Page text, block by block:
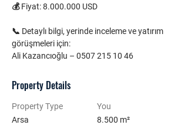
💰 Fiyat: 8.000.000 USD
📞 Detaylı bilgi, yerinde inceleme ve yatırım
görüşmeleri için:
Ali Kazancıoğlu – 0507 215 10 46
Property Details
Property Type
Arsa
You
8.500 m²